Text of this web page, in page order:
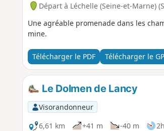
Départ à Léchelle (Seine-et-Marne)
Une agréable promenade dans les
mine.
Télécharger le PDF Télécharger le
Le Dolmen de Lancy
Visorandonneur
6,61 km
+41 m -40 m